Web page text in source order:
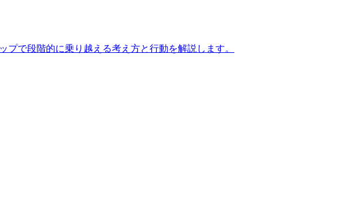
で段階的に乗り越える考え方と行動を解説します。